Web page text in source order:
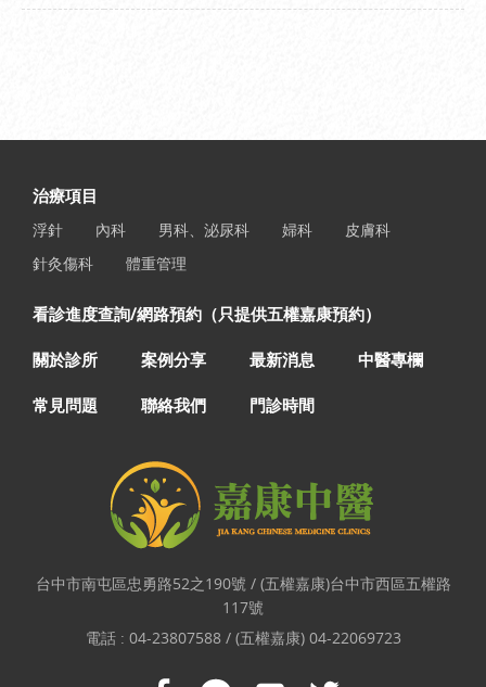
治療項目
浮針 內科 男科、泌尿科 婦科
皮膚科
針灸傷科
體重管理
看診進度查詢/網路預約（只提供五權嘉康預約）
關於診所 案例分享 最新消息 中醫專欄
常見問題 聯絡我們 門診時間
台中市南屯區忠勇路52之190號 / (五權嘉康)台中市西區五權路
117號
電話 : 04-23807588 / (五權嘉康) 04-22069723